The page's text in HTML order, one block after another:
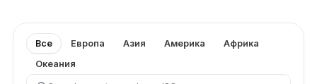
Все Европа Азия Америка
Африка
Океания